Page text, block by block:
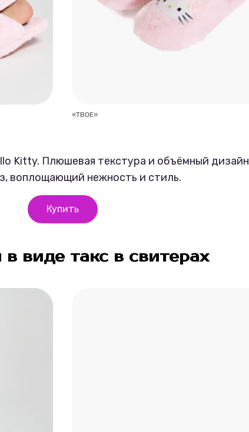
«ТВОЕ»
Kitty. Плюшевая текстура и объёмный дизайн
воплощающий нежность и стиль.
Купить
виде такс в свитерах